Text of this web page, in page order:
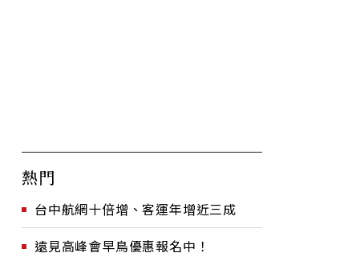
熱門
台中航網十倍增、客運年增近三成
遠見高峰會早鳥優惠報名中！